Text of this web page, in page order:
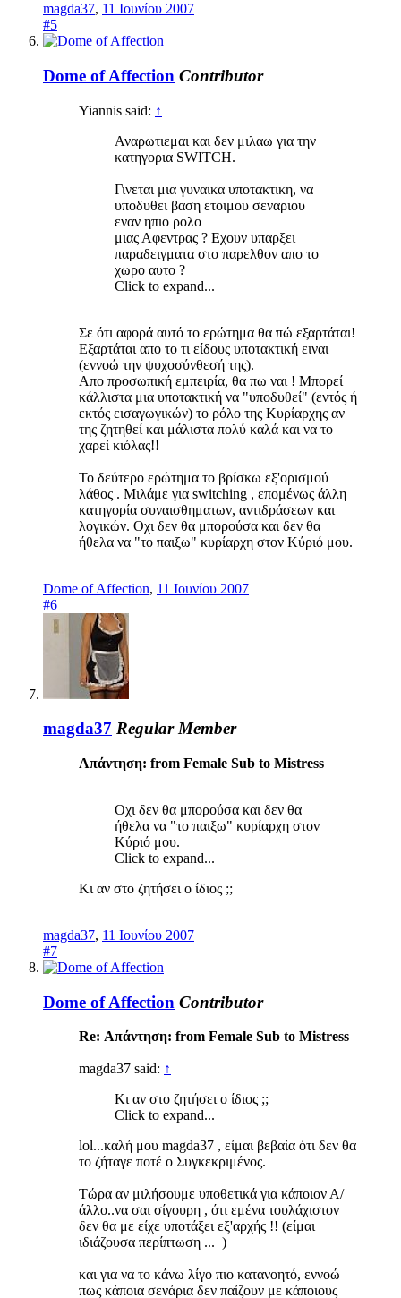
magda37, 11 Ιουνίου 2007
#5
Dome of Affection Contributor
Yiannis said: ↑
Αναρωτιεμαι και δεν μιλαω για την
κατηγορια SWITCH.
Γινεται μια γυναικα υποτακτικη, να
υποδυθει βαση ετοιμου σεναριου
εναν ηπιο ρολο
μιας Αφεντρας ? Εχουν υπαρξει
παραδειγματα στο παρελθον απο το
χωρο αυτο ?
Click to expand...
Σε ότι αφορά αυτό το ερώτημα θα πώ εξαρτάται!
Εξαρτάται απο το τι είδους υποτακτική ειναι
(εννοώ την ψυχοσύνθεσή της).
Απο προσωπική εμπειρία, θα πω ναι ! Μπορεί
κάλλιστα μια υποτακτική να "υποδυθεί" (εντός ή
εκτός εισαγωγικών) το ρόλο της Κυρίαρχης αν
της ζητηθεί και μάλιστα πολύ καλά και να το
χαρεί κιόλας!!
Το δεύτερο ερώτημα το βρίσκω εξ'ορισμού
λάθος . Μιλάμε για switching , επομένως άλλη
κατηγορία συναισθηματων, αντιδράσεων και
λογικών. Οχι δεν θα μπορούσα και δεν θα
ήθελα να "το παιξω" κυρίαρχη στον Κύριό μου.
Dome of Affection, 11 Ιουνίου 2007
#6
magda37 Regular Member
Απάντηση: from Female Sub to Mistress
Οχι δεν θα μπορούσα και δεν θα
ήθελα να "το παιξω" κυρίαρχη στον
Κύριό μου.
Click to expand...
Κι αν στο ζητήσει ο ίδιος ;;
magda37, 11 Ιουνίου 2007
#7
Dome of Affection Contributor
Re: Απάντηση: from Female Sub to Mistress
magda37 said: ↑
Κι αν στο ζητήσει ο ίδιος ;;
Click to expand...
lol...καλή μου magda37 , είμαι βεβαία ότι δεν θα
το ζήταγε ποτέ ο Συγκεκριμένος.
Τώρα αν μιλήσουμε υποθετικά για κάποιον Α/
άλλο..να σαι σίγουρη , ότι εμένα τουλάχιστον
δεν θα με είχε υποτάξει εξ'αρχής !! (είμαι
ιδιάζουσα περίπτωση ... )
και για να το κάνω λίγο πιο κατανοητό, εννοώ
πως κάποια σενάρια δεν παίζουν με κάποιους